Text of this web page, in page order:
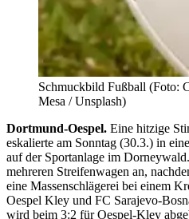
Schmuckbild Fußball (Foto:
Mesa / Unsplash)
Dortmund-Oespel. Eine hitzige
eskalierte am Sonn­­tag (30.3.) in
auf der Sport­anlage im
mehreren Streifenwagen an,
eine Massenschlägerei bei einem
Oespel Kley und FC Sarajevo-
wird beim 3:2 für Oespel-Kley